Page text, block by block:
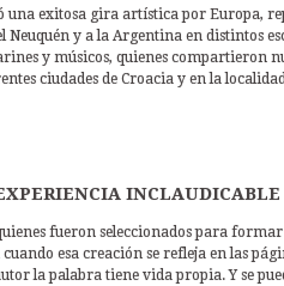
una exitosa gira artística por Europa,
y a la Argentina en distintos
y músicos, quienes compartieron
ciudades de Croacia y en la
fueron seleccionados para
esa creación se refleja en las
la palabra tiene vida propia. Y se